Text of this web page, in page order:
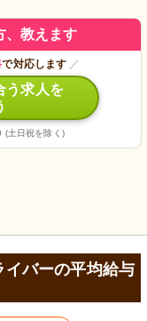
、教えます
で対応します ／
う求人を
(土日祝を除く)
バーの平均給与